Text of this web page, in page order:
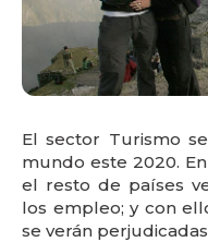
El sector Turismo
mundo este 2020.
el resto de países
los empleo; y con
se verán